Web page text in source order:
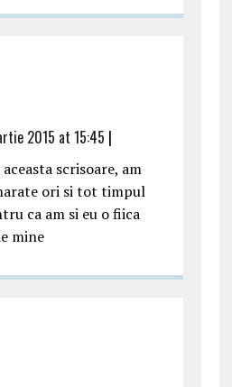
2015 at 15:45 |
scrisoare, am
ori si tot timpul
ca am si eu o fiica
mine